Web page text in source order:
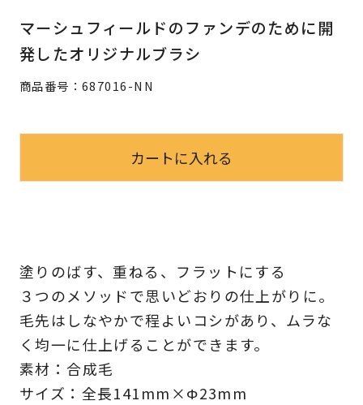
マーシュフィールドのファンデのために開
発したオリジナルブラシ
商品番号：687016-NN
塗りのばす、重ねる、フラットにする
３つのメソッドで思いどおりの仕上がりに。
毛先はしなやかで程よいコシがあり、ムラな
く均一に仕上げることができます。
素材：合成毛
サイズ：全長141mm×Φ23mm